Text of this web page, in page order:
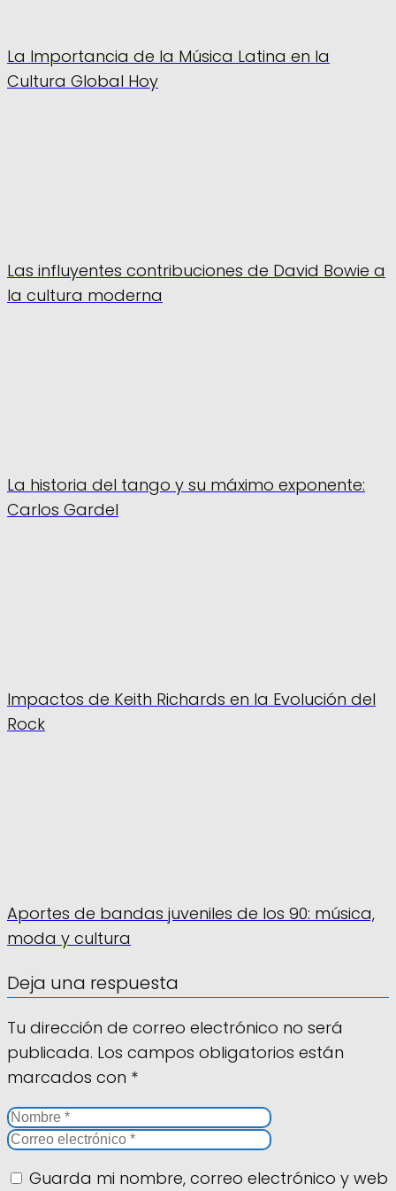
La Importancia de la Música Latina en la
Cultura Global Hoy
Las influyentes contribuciones de David Bowie a
la cultura moderna
La historia del tango y su máximo exponente:
Carlos Gardel
Impactos de Keith Richards en la Evolución del
Rock
Aportes de bandas juveniles de los 90: música,
moda y cultura
Deja una respuesta
Tu dirección de correo electrónico no será
publicada. Los campos obligatorios están
marcados con *
Guarda mi nombre, correo electrónico y web